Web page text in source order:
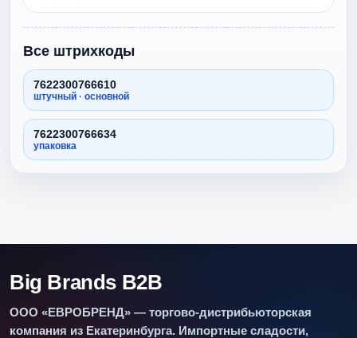
Все штрихкоды
7622300766610
штучный · основной
7622300766634
упаковка
Big Brands B2B
ООО «ЕВРОБРЕНД» — торгово-дистрибьюторская
компания из Екатеринбурга. Импортные сладости,